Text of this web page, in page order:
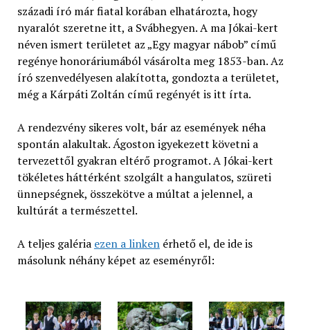
századi író már fiatal korában elhatározta, hogy
nyaralót szeretne itt, a Svábhegyen. A ma Jókai-kert
néven ismert területet az „Egy magyar nábob” című
regénye honoráriumából vásárolta meg 1853-ban. Az
író szenvedélyesen alakította, gondozta a területet,
még a Kárpáti Zoltán című regényét is itt írta.
A rendezvény sikeres volt, bár az események néha
spontán alakultak. Ágoston igyekezett követni a
tervezettől gyakran eltérő programot. A Jókai-kert
tökéletes háttérként szolgált a hangulatos, szüreti
ünnepségnek, összekötve a múltat a jelennel, a
kultúrát a természettel.
A teljes galéria ezen a linkenérhető el, de ide is
másolunk néhány képet az eseményről: